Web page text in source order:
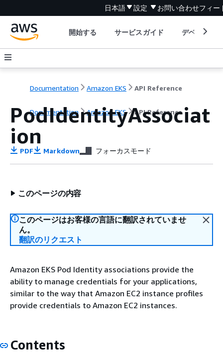
日本語 設定 お問い合わせフィー
開始する サービスガイド デベロッパ
Documentation Amazon EKS API Reference
Documentation Amazon EKS API Reference
PodIdentityAssociat
ion
PDF Markdown フォーカスモード
このページの内容
このページはお客様の言語に翻訳されていませ
ん。
翻訳のリクエスト
Amazon EKS Pod Identity associations provide the
ability to manage credentials for your applications,
similar to the way that Amazon EC2 instance profiles
provide credentials to Amazon EC2 instances.
Contents